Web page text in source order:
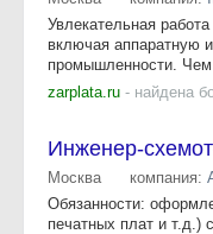
Увлекательная
включая аппаратную
промышленности. Чем
zarplata.ru - найдена
Инженер-
Москва компания:
Обязанности:
печатных плат и т.д.)